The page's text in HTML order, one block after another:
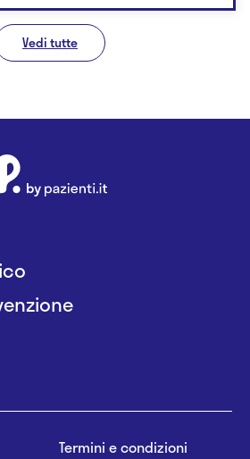
Vedi tutte
Termini e condizioni